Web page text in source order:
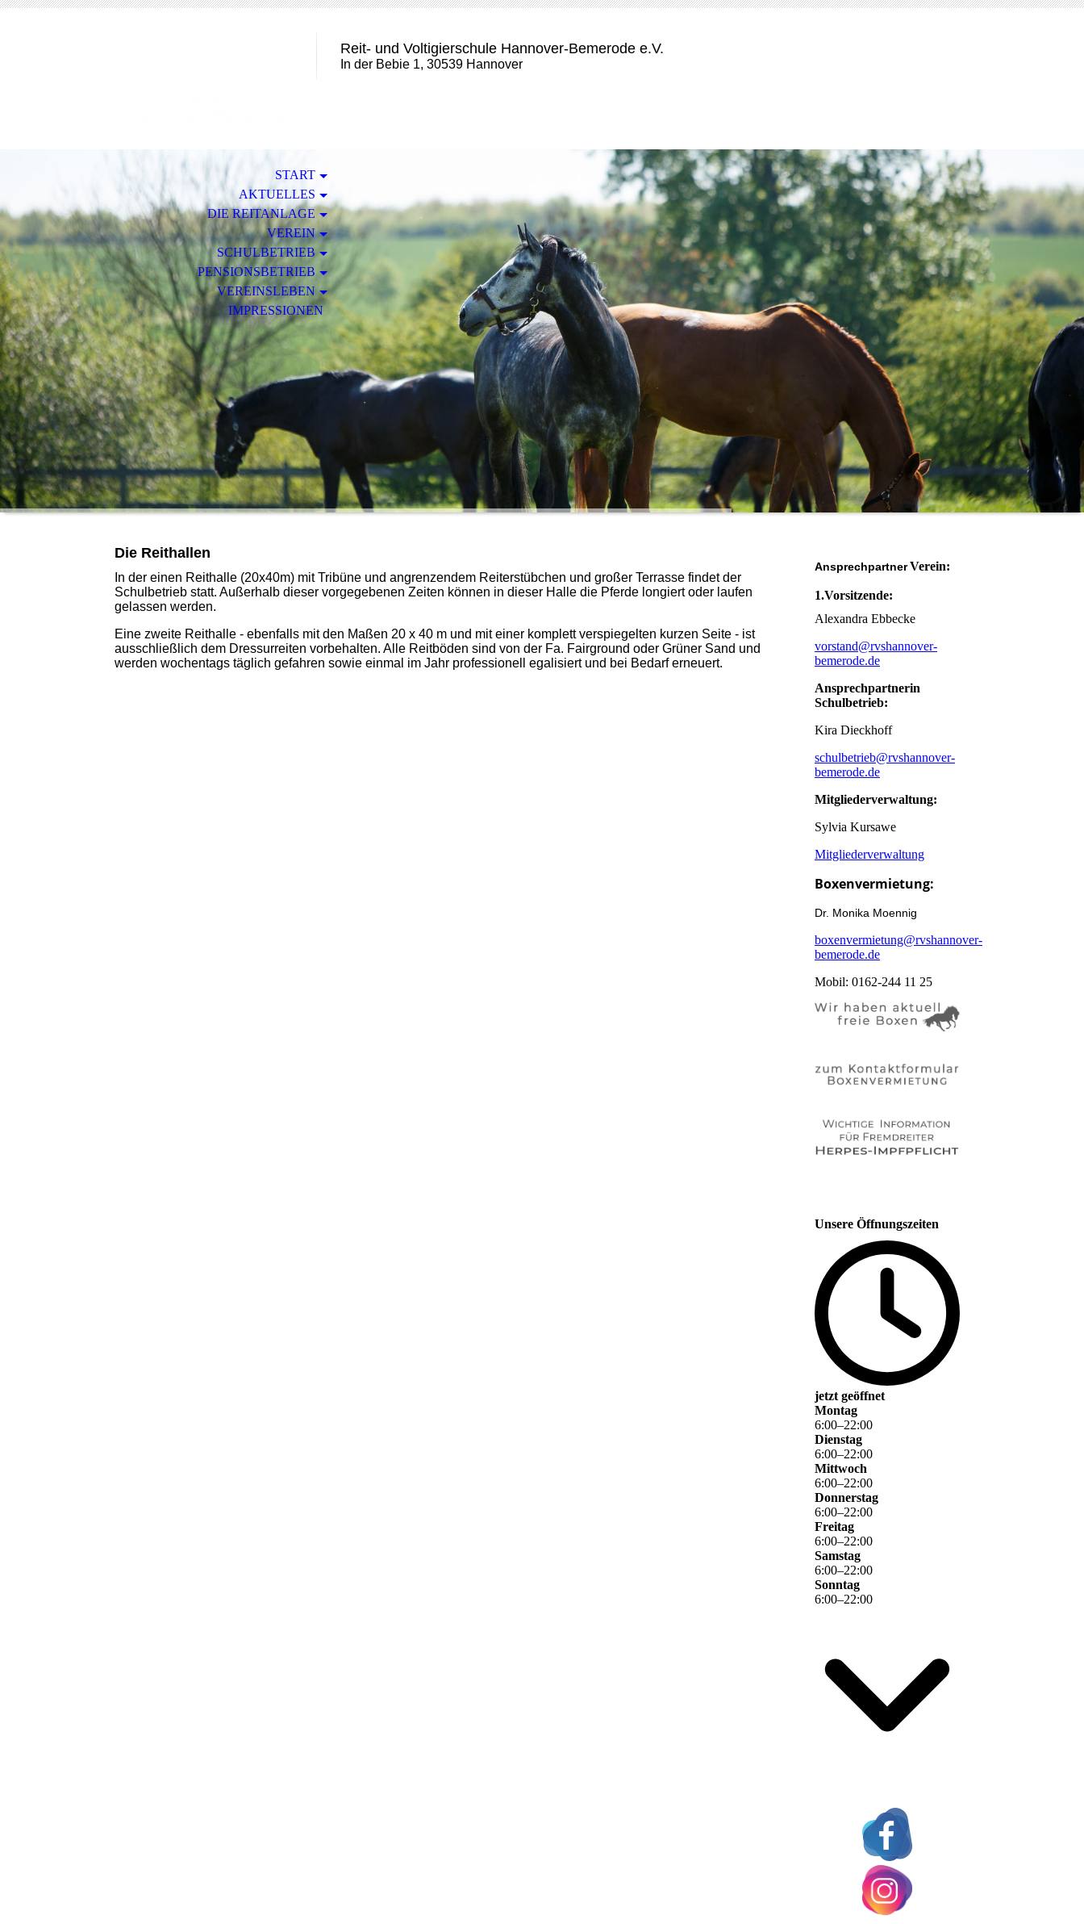
Reit- und Voltigierschule Hannover-Bemerode e.V.
In der Bebie 1, 30539 Hannover
START
AKTUELLES
DIE REITANLAGE
VEREIN
SCHULBETRIEB
PENSIONSBETRIEB
VEREINSLEBEN
IMPRESSIONEN
Die Reithallen
In der einen Reithalle (20x40m) mit Tribüne und angrenzendem Reiterstübchen und großer Terrasse findet der
Schulbetrieb statt. Außerhalb dieser vorgegebenen Zeiten können in dieser Halle die Pferde longiert oder laufen
gelassen werden.
Eine zweite Reithalle - ebenfalls mit den Maßen 20 x 40 m und mit einer komplett verspiegelten kurzen Seite - ist
ausschließlich dem Dressurreiten vorbehalten. Alle Reitböden sind von der Fa. Fairground oder Grüner Sand und
werden wochentags täglich gefahren sowie einmal im Jahr professionell egalisiert und bei Bedarf erneuert.
AnsprechpartnerVerein:
1.Vorsitzende:
Alexandra Ebbecke
vorstand@rvshannover-
bemerode.de
Ansprechpartnerin
Schulbetrieb:
Kira Dieckhoff
schulbetrieb@rvshannover-
bemerode.de
Mitgliederverwaltung:
Sylvia Kursawe
Mitgliederverwaltung
Boxenvermietung:
Dr. Monika Moennig
boxenvermietung@rvshannover-
bemerode.de
Mobil: 0162-244 11 25
Unsere Öffnungszeiten
jetzt geöffnet
Montag
6:00–22:00
Dienstag
6:00–22:00
Mittwoch
6:00–22:00
Donnerstag
6:00–22:00
Freitag
6:00–22:00
Samstag
6:00–22:00
Sonntag
6:00–22:00